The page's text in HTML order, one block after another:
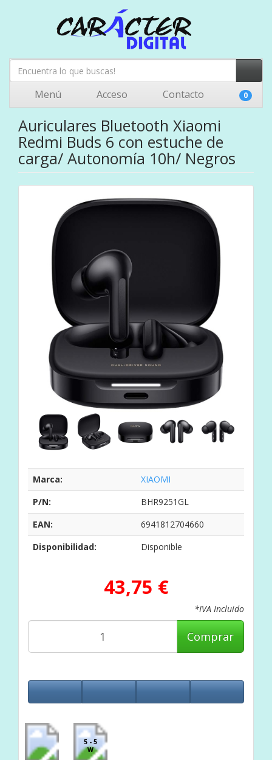
Menú Acceso Contacto 0
Auriculares Bluetooth Xiaomi
Redmi Buds 6 con estuche de
carga/ Autonomía 10h/ Negros
Marca:
XIAOMI
P/N:
BHR9251GL
EAN:
6941812704660
Disponibilidad:
Disponible
43,75 €
*IVA Incluido
Comprar
5 - 5
W